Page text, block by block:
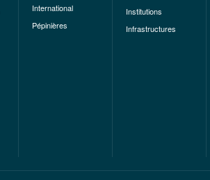
International
Pépinières
Institutions
Infrastructures